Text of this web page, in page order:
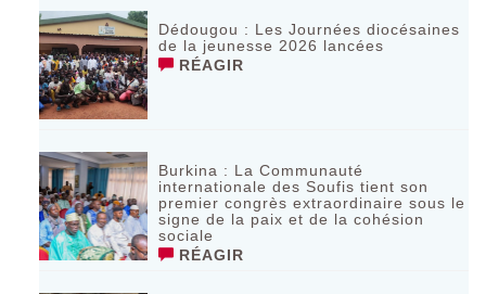
Dédougou : Les Journées diocésaines
de la jeunesse 2026 lancées
RÉAGIR
‎Burkina : La Communauté
internationale des Soufis tient son
premier congrès extraordinaire sous le
signe de la paix et de la cohésion
sociale
RÉAGIR